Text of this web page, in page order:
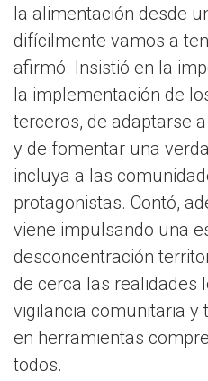
la alimentación desde
difícilmente vamos a
afirmó. Insistió en la
la implementación de
terceros, de adaptarse
y de fomentar una
incluya a las
protagonistas. Contó,
viene impulsando una
desconcentración
de cerca las realidades
vigilancia comunitaria y
en herramientas
todos.